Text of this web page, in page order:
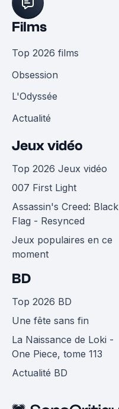
Films
Top 2026 films
Obsession
L'Odyssée
Actualité
Jeux vidéo
Top 2026 Jeux vidéo
007 First Light
Assassin's Creed: Black
Flag - Resynced
Jeux populaires en ce
moment
BD
Top 2026 BD
Une fête sans fin
La Naissance de Loki -
One Piece, tome 113
Actualité BD